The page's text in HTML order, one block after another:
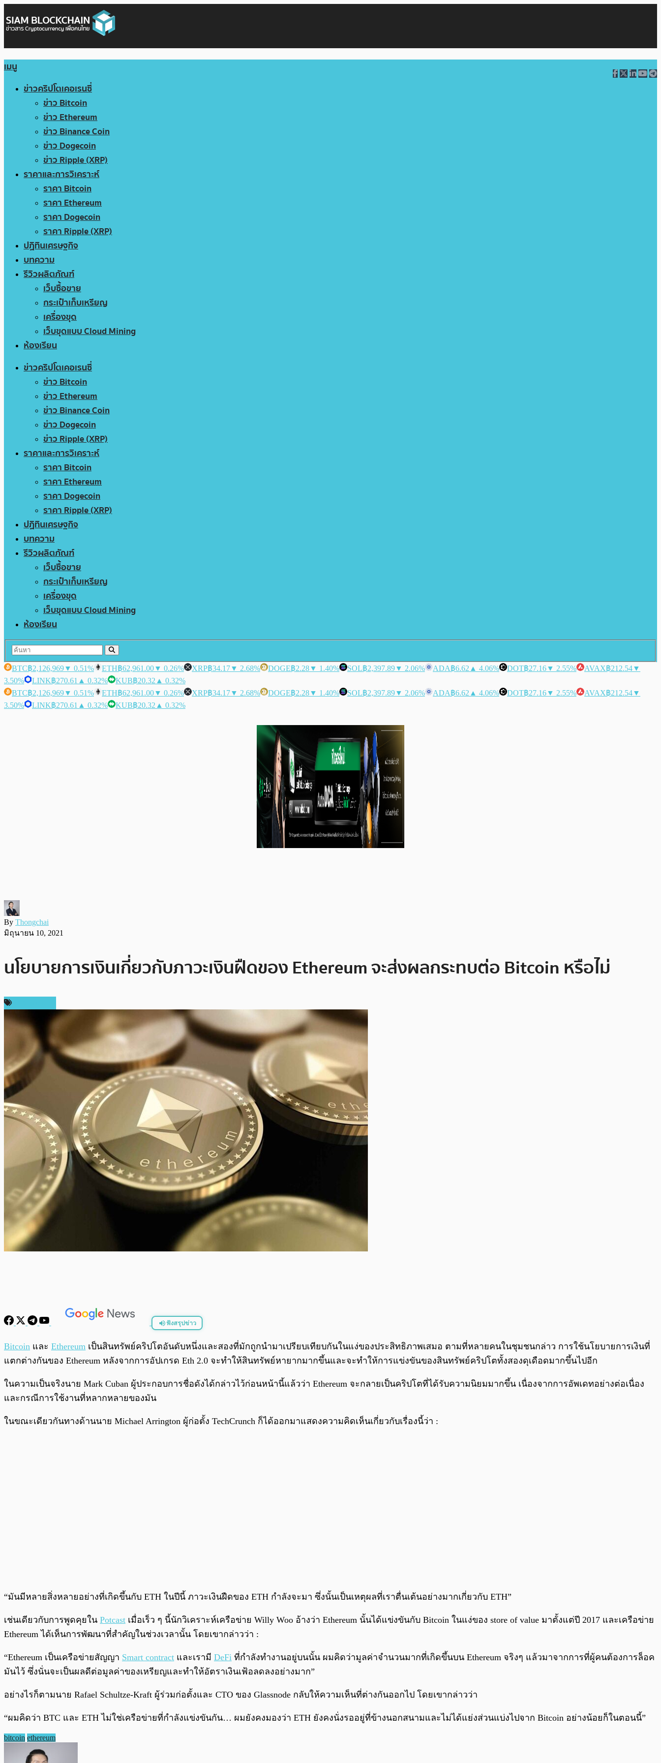
เมนู
ข่าวคริปโตเคอเรนซี่
ข่าว Bitcoin
ข่าว Ethereum
ข่าว Binance Coin
ข่าว Dogecoin
ข่าว Ripple (XRP)
ราคาและการวิเคราะห์
ราคา Bitcoin
ราคา Ethereum
ราคา Dogecoin
ราคา Ripple (XRP)
ปฏิทินเศรษฐกิจ
บทความ
รีวิวผลิตภัณฑ์
เว็บซื้อขาย
กระเป๋าเก็บเหรียญ
เครื่องขุด
เว็บขุดแบบ Cloud Mining
ห้องเรียน
ข่าวคริปโตเคอเรนซี่
ข่าว Bitcoin
ข่าว Ethereum
ข่าว Binance Coin
ข่าว Dogecoin
ข่าว Ripple (XRP)
ราคาและการวิเคราะห์
ราคา Bitcoin
ราคา Ethereum
ราคา Dogecoin
ราคา Ripple (XRP)
ปฏิทินเศรษฐกิจ
บทความ
รีวิวผลิตภัณฑ์
เว็บซื้อขาย
กระเป๋าเก็บเหรียญ
เครื่องขุด
เว็บขุดแบบ Cloud Mining
ห้องเรียน
BTC฿2,126,969▼ 0.51% ETH฿62,961.00▼ 0.26% XRP฿34.17▼ 2.68% DOGE฿2.28▼ 1.40% SOL฿2,397.89▼ 2.06% ADA฿6.62 ▲ 4.06% DOT฿27.16▼ 2.55% AVAX฿212.54▼
3.50%
LINK฿270.61 ▲ 0.32% KUB฿20.32 ▲ 0.32%
BTC฿2,126,969▼ 0.51% ETH฿62,961.00▼ 0.26% XRP฿34.17▼ 2.68% DOGE฿2.28▼ 1.40% SOL฿2,397.89▼ 2.06% ADA฿6.62 ▲ 4.06% DOT฿27.16▼ 2.55% AVAX฿212.54▼
3.50%
LINK฿270.61 ▲ 0.32% KUB฿20.32 ▲ 0.32%
By Thongchai
มิถุนายน 10, 2021
นโยบายการเงินเกี่ยวกับภาวะเงินฝืดของ Ethereum จะส่งผลกระทบต่อ Bitcoin หรือไม่
ฟังสรุปข่าว
พร้อมเล่น 0:00
Bitcoin และ Ethereum เป็นสินทรัพย์คริปโตอันดับหนึ่งและสองที่มักถูกนำมาเปรียบเทียบกันในแง่ของประสิทธิภาพเสมอ ตามที่หลายคนในชุมชนกล่าว การใช้นโยบายการเงินที่
แตกต่างกันของ Ethereum หลังจากการอัปเกรด Eth 2.0 จะทำให้สินทรัพย์หายากมากขึ้นและจะทำให้การแข่งขันของสินทรัพย์คริปโตทั้งสองดุเดือดมากขึ้นไปอีก
ในความเป็นจริงนาย Mark Cuban ผู้ประกอบการชื่อดังได้กล่าวไว้ก่อนหน้านี้แล้วว่า Ethereum จะกลายเป็นคริปโตที่ได้รับความนิยมมากขึ้น เนื่องจากการอัพเดทอย่างต่อเนื่อง
และกรณีการใช้งานที่หลากหลายของมัน
ในขณะเดียวกันทางด้านนาย Michael Arrington ผู้ก่อตั้ง TechCrunch ก็ได้ออกมาแสดงความคิดเห็นเกี่ยวกับเรื่องนี้ว่า :
“มันมีหลายสิ่งหลายอย่างที่เกิดขึ้นกับ ETH ในปีนี้ ภาวะเงินฝืดของ ETH กำลังจะมา ซึ่งนั้นเป็นเหตุผลที่เราตื่นเต้นอย่างมากเกี่ยวกับ ETH”
เช่นเดียวกับการพูดคุยใน Potcast เมื่อเร็ว ๆ นี้นักวิเคราะห์เครือข่าย Willy Woo อ้างว่า Ethereum นั้นได้แข่งขันกับ Bitcoin ในแง่ของ store of value มาตั้งแต่ปี 2017 และเครือข่าย
Ethereum ได้เห็นการพัฒนาที่สำคัญในช่วงเวลานั้น โดยเขากล่าวว่า :
“Ethereum เป็นเครือข่ายสัญญา Smart contract และเรามี DeFi ที่กำลังทำงานอยู่บนนั้น ผมคิดว่ามูลค่าจำนวนมากที่เกิดขึ้นบน Ethereum จริงๆ แล้วมาจากการที่ผู้คนต้องการล็อค
มันไว้ ซึ่งนั่นจะเป็นผลดีต่อมูลค่าของเหรียญและทำให้อัตราเงินเฟ้อลดลงอย่างมาก”
อย่างไรก็ตามนาย Rafael Schultze-Kraft ผู้ร่วมก่อตั้งและ CTO ของ Glassnode กลับให้ความเห็นที่ต่างกันออกไป โดยเขากล่าวว่า
“ผมคิดว่า BTC และ ETH ไม่ใช่เครือข่ายที่กำลังแข่งขันกัน… ผมยังคงมองว่า ETH ยังคงนั่งรออยู่ที่ข้างนอกสนามและไม่ได้แย่งส่วนแบ่งไปจาก Bitcoin อย่างน้อยก็ในตอนนี้”
bitcoin ethereum